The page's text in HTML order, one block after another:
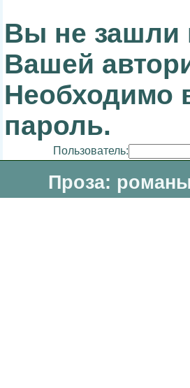
Вы не зашли
Вашей
Необходимо
пароль.
Пользователь:
Проза: